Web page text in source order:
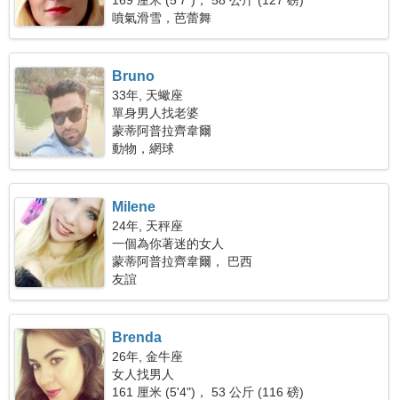
噴氣滑雪，芭蕾舞
Bruno
33年, 天蠍座
單身男人找老婆
蒙蒂阿普拉齊韋爾
動物，網球
Milene
24年, 天秤座
一個為你著迷的女人
蒙蒂阿普拉齊韋爾， 巴西
友誼
Brenda
26年, 金牛座
女人找男人
161 厘米 (5'4")， 53 公斤 (116 磅)